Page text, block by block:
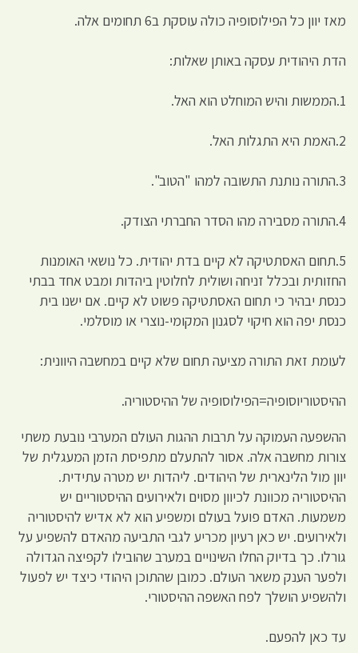
מאז יוון כל הפילוסופיה כולה עוסקת ב6 תחומים אלה.
הדת היהודית עסקה באותן שאלות:
1.הממשות והיש המוחלט הוא האל.
2.האמת היא התגלות האל.
3.התורה נותנת התשובה למהו "הטוב".
4.התורה מסבירה מהו הסדר החברתי הצודק.
5.תחום האסתטיקה לא קיים בדת יהודית. כל נושאי האומנות
החזותית ובכלל זניחה ושולית לחלוטין ביהדות ומבט אחד בבתי
כנסת יבהיר כי תחום האסתטיקה פשוט לא קיים. אם ישנו בית
כנסת יפה הוא חיקוי לסגנון המקומי-נוצרי או מוסלמי.
לעומת זאת התורה מציעה תחום שלא קיים במחשבה היוונית:
ההיסטוריוסופיה=הפילוסופיה של ההיסטוריה.
ההשפעה העמוקה על תרבות ההגות העולם המערבי נובעת משתי
צורות מחשבה אלה. אסור להתעלם מתפיסת הזמן המעגלית של
יוון מול הלינארית של היהודים. ליהדות יש מטרה עתידית.
ההיסטוריה מכוונת לכיוון מסוים ולאירועים ההיסטוריים יש
משמעות. האדם פועל בעולם ומשפיע הוא לא אדיש להיסטוריה
ולאירועים. יש כאן רעיון מכריע לגבי התביעה מהאדם להשפיע על
גורלו. כך בדיוק החלו השינויים במערב שהובילו לקפיצה הגדולה
ולפער הענק משאר העולם. כמובן שהתוכן היהודי כיצד יש לפעול
ולהשפיע הושלך לפח האשפה ההיסטורי.
עד כאן להפעם.